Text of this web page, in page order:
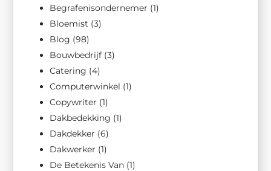
Begrafenisondernemer (1)
Bloemist (3)
Blog (98)
Bouwbedrijf (3)
Catering (4)
Computerwinkel (1)
Copywriter (1)
Dakbedekking (1)
Dakdekker (6)
Dakwerker (1)
De Betekenis Van (1)